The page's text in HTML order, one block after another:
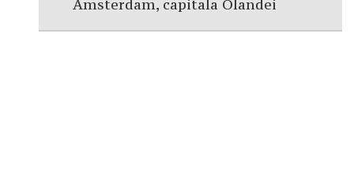
Amsterdam, capitala Olandei